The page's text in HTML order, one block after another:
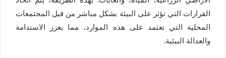
القرارات التي تؤثر على البيئة بشكل مباشر من قبل المجتمعات
المحلية التي تعتمد على هذه الموارد، مما يعزز الاستدامة
والعدالة البيئية.